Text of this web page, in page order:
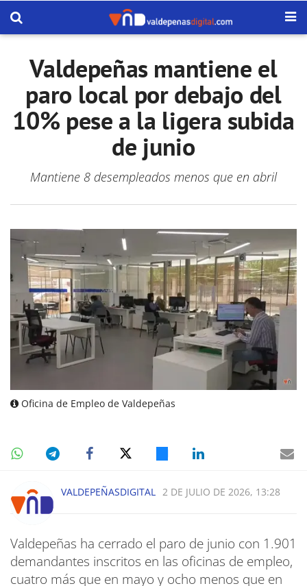
Valdepeñas mantiene el
paro local por debajo del
10% pese a la ligera subida
de junio
Mantiene 8 desempleados menos que en abril
Oficina de Empleo de Valdepeñas
VALDEPEÑASDIGITAL 2 DE JULIO DE 2026, 13:28
Valdepeñas ha cerrado el paro de junio con 1.901
demandantes inscritos en las oficinas de empleo,
cuatro más que en mayo y ocho menos que en